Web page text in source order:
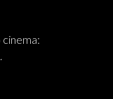
cinema: